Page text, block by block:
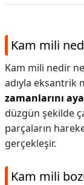
Kam mili
Kam mili nedir
adıyla eksantrik
zamanlarını
düzgün şekilde
parçaların
gerçekleşir.
Kam mili